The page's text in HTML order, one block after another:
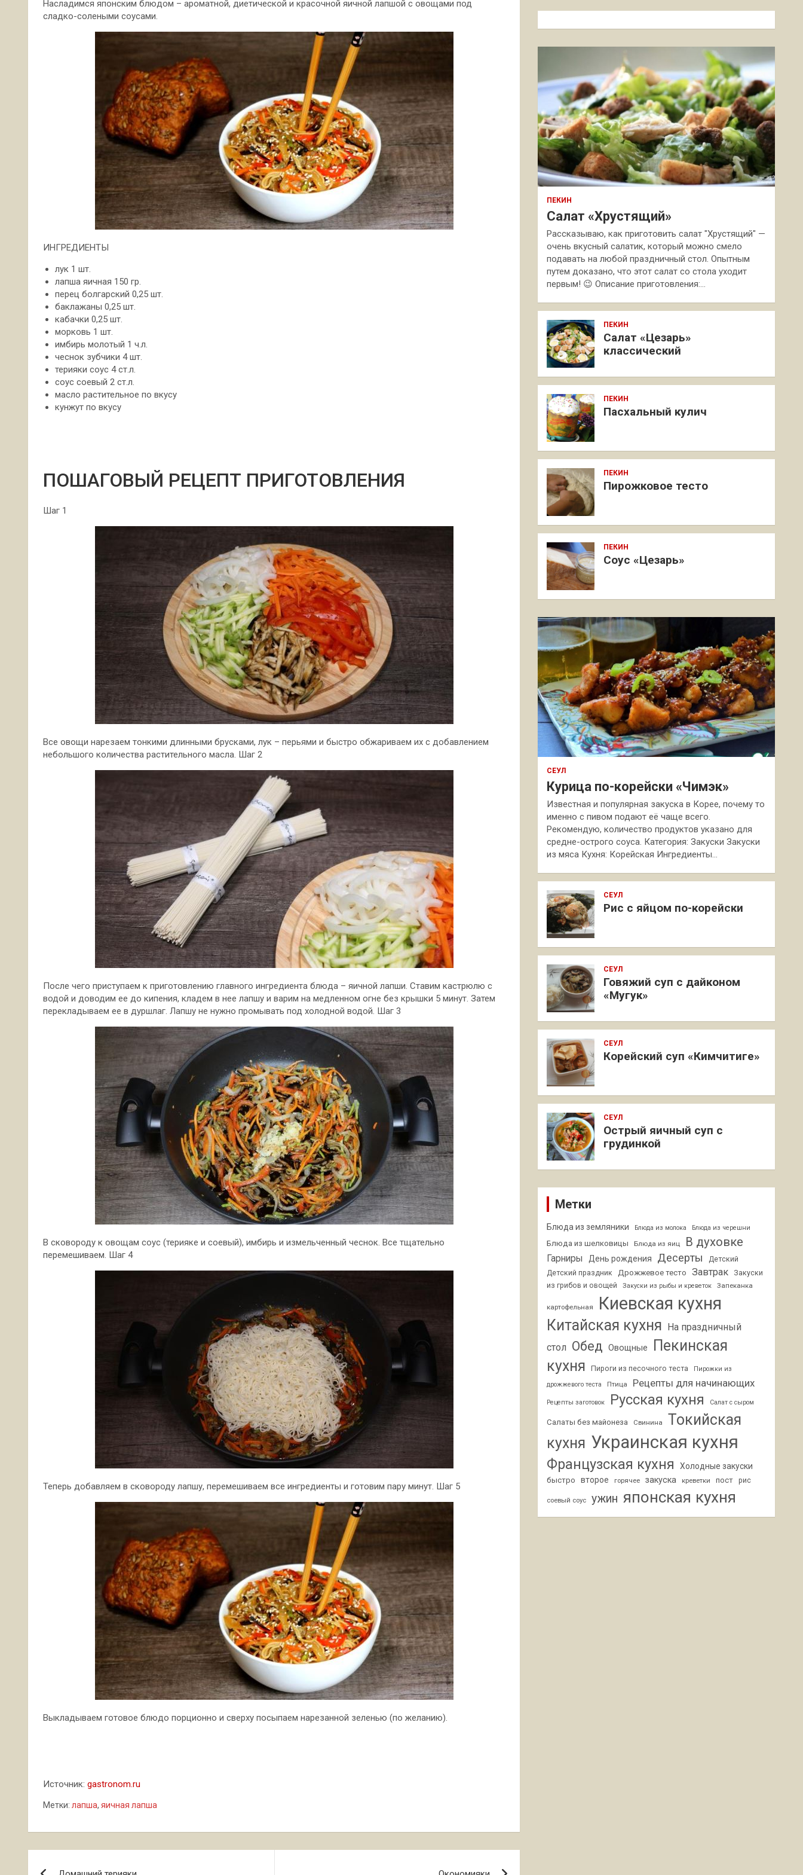
Насладимся японским блюдом – ароматной, диетической и красочной яичной лапшой с овощами под
сладко-солеными соусами.
ИНГРЕДИЕНТЫ
лук 1 шт.
лапша яичная 150 гр.
перец болгарский 0,25 шт.
баклажаны 0,25 шт.
кабачки 0,25 шт.
морковь 1 шт.
имбирь молотый 1 ч.л.
чеснок зубчики 4 шт.
терияки соус 4 ст.л.
соус соевый 2 ст.л.
масло растительное по вкусу
кунжут по вкусу
ПОШАГОВЫЙ РЕЦЕПТ ПРИГОТОВЛЕНИЯ
Шаг 1
Все овощи нарезаем тонкими длинными брусками, лук – перьями и быстро обжариваем их с добавлением
небольшого количества растительного масла. Шаг 2
После чего приступаем к приготовлению главного ингредиента блюда – яичной лапши. Ставим кастрюлю с
водой и доводим ее до кипения, кладем в нее лапшу и варим на медленном огне без крышки 5 минут. Затем
перекладываем ее в дуршлаг. Лапшу не нужно промывать под холодной водой. Шаг 3
В сковороду к овощам соус (терияке и соевый), имбирь и измельченный чеснок. Все тщательно
перемешиваем. Шаг 4
Теперь добавляем в сковороду лапшу, перемешиваем все ингредиенты и готовим пару минут. Шаг 5
Выкладываем готовое блюдо порционно и сверху посыпаем нарезанной зеленью (по желанию).
Источник: gastronom.ru
Метки: лапша, яичная лапша
к
ПЕКИН
Салат «Хрустящий»
Рассказываю, как приготовить салат "Хрустящий" —
очень вкусный салатик, который можно смело
подавать на любой праздничный стол. Опытным
путем доказано, что этот салат со стола уходит
первым! 😉 Описание приготовления:…
ПЕКИН
Салат «Цезарь»
классический
ПЕКИН
Пасхальный кулич
ПЕКИН
Пирожковое тесто
ПЕКИН
Соус «Цезарь»
СЕУЛ
Курица по-корейски «Чимэк»
Известная и популярная закуска в Корее, почему то
именно с пивом подают её чаще всего.
Рекомендую, количество продуктов указано для
средне-острого соуса. Категория: Закуски Закуски
из мяса Кухня: Корейская Ингредиенты…
СЕУЛ
Рис с яйцом по-корейски
СЕУЛ
Говяжий суп с дайконом
«Мугук»
СЕУЛ
Корейский суп «Кимчитиге»
СЕУЛ
Острый яичный суп с
грудинкой
Метки
Блюда из земляники Блюда из молока Блюда из черешни
Блюда из шелковицы Блюда из яиц В духовке
Гарниры День рождения Десерты
Детский
Детский праздник
Дрожжевое тесто Завтрак
Закуски
из грибов и овощей
Закуски из рыбы и креветок Запеканка
картофельная Киевская кухня
Китайская кухня На праздничный
стол Обед Овощные
Пекинская
кухня
Пироги из песочного теста
Пирожки из
дрожжевого теста
Птица Рецепты для начинающих
Рецепты заготовок Русская кухня Салат с сыром
Салаты без майонеза Свинина
Токийская
кухня Украинская кухня
Французская кухня Холодные закуски
быстро второе горячее закуска креветки пост рис
соевый соус ужин японская кухня